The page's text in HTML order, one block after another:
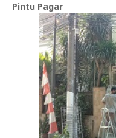
Pintu Pagar